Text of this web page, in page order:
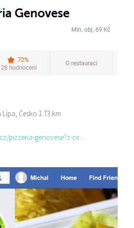
Lípa, Česko 1.73 km
pizzeria-genovese?z-ce...